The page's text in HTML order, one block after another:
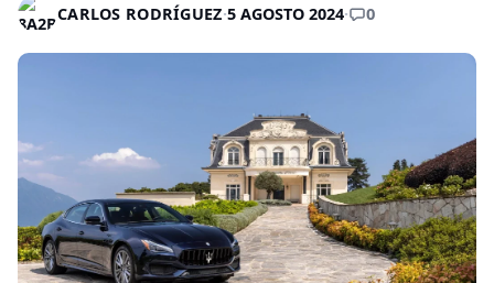
CARLOS RODRÍGUEZ·5 AGOSTO 2024· 0